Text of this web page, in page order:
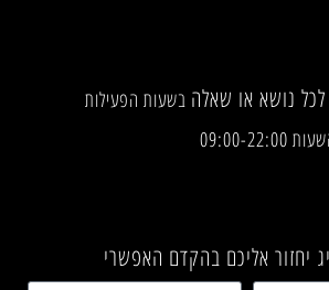
לכל נושא או שאלה בשעות הפעילות
22:00
יחזור אליכם בהקדם האפשרי